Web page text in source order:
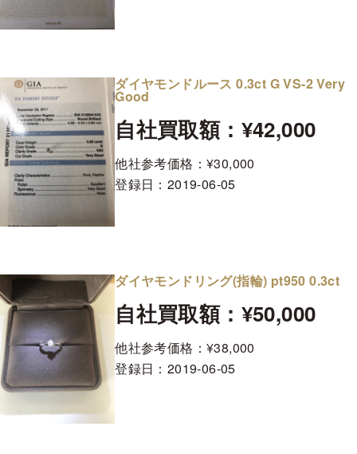
ダイヤモンドルース 0.3ct G VS-2 Very
Good
自社買取額：¥42,000
他社参考価格：¥30,000
登録日： 2019-06-05
ダイヤモンドリング(指輪) pt950 0.3ct
自社買取額：¥50,000
他社参考価格：¥38,000
登録日： 2019-06-05